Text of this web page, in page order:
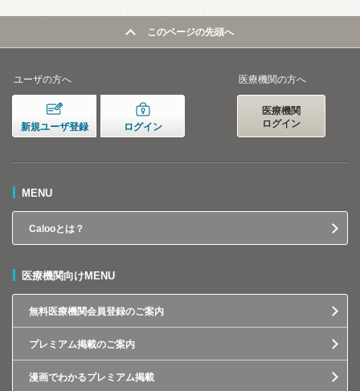
このページの先頭へ
ユーザの方へ
新規ユーザ登録 ログイン
医療機関の方へ
医療機関
ログイン
MENU
Calooとは？
医療機関向けMENU
無料医療機関会員登録のご案内
プレミアム掲載のご案内
漫画でわかるプレミアム掲載